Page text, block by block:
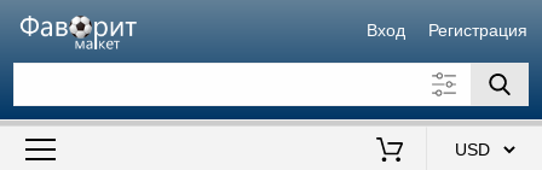
Вход Регистрация
Искать также в описании